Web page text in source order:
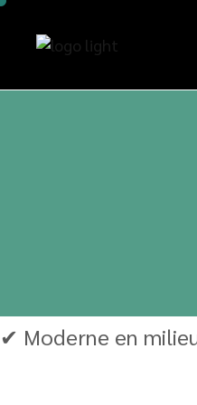
✔ Moderne en